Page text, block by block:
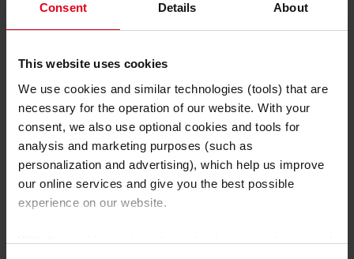
Consent Details About
This website uses cookies
We use cookies and similar technologies (tools) that are
necessary for the operation of our website. With your
consent, we also use optional cookies and tools for
analysis and marketing purposes (such as
personalization and advertising), which help us improve
our online services and give you the best possible
experience on our website.
With the cookies and similar technologies used, personal
si se quieren evitar las proyecciones en la medida de lo
posible, especialmente si se establece un rango de
Dependiendo de la situación, habrá que aumentar o
reducir la potencia para llegar al arco voltaico corto o
al arco voltaico de rociadura.
6. Limpiar el material
Limpiar bien el material también es crucial para evitar
las proyecciones. Antes de empezar, es necesario
aceite, la escoria o la capa de zinc del acero